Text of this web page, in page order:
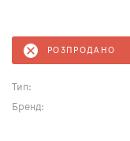
РОЗПРОДАНО
Тип:
Бренд: